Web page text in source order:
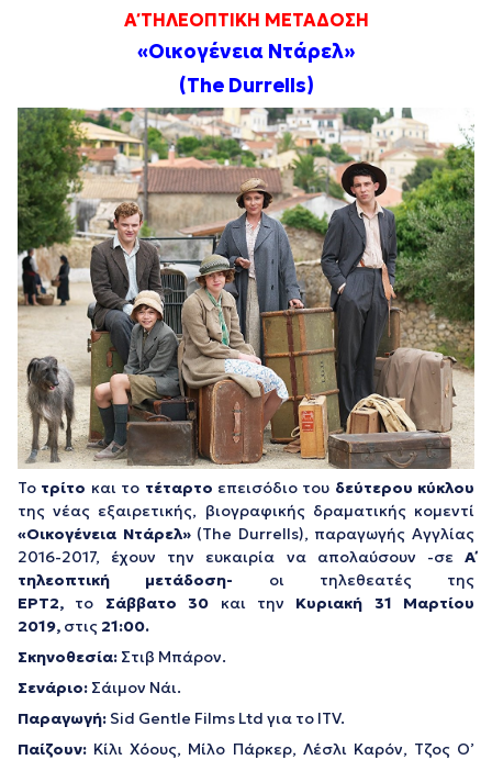
Α΄ ΤΗΛΕΟΠΤΙΚΗ ΜΕΤΑΔΟΣΗ
«Οικογένεια Ντάρελ»
(The Durrells)
Το τρίτο και το τέταρτο επεισόδιο του δεύτερου κύκλου
της νέας εξαιρετικής, βιογραφικής δραματικής κομεντί
«Οικογένεια Ντάρελ» (The Durrells), παραγωγής Αγγλίας
2016-2017, έχουν την ευκαιρία να απολαύσουν -σε Α΄
τηλεοπτική μετάδοση- οι τηλεθεατές της
ΕΡΤ2, το Σάββατο 30 και την Κυριακή 31 Μαρτίου
2019, στις 21:00.
Σκηνοθεσία: Στιβ Μπάρον.
Σενάριο: Σάιμον Νάι.
Παραγωγή: Sid Gentle Films Ltd για το ITV.
Παίζουν: Κίλι Χόους, Μίλο Πάρκερ, Λέσλι Καρόν, Τζος Ο’